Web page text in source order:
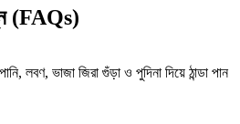
(FAQs)
লবণ, ভাজা জিরা গুঁড়া ও পুদিনা দিয়ে ঠান্ডা পান